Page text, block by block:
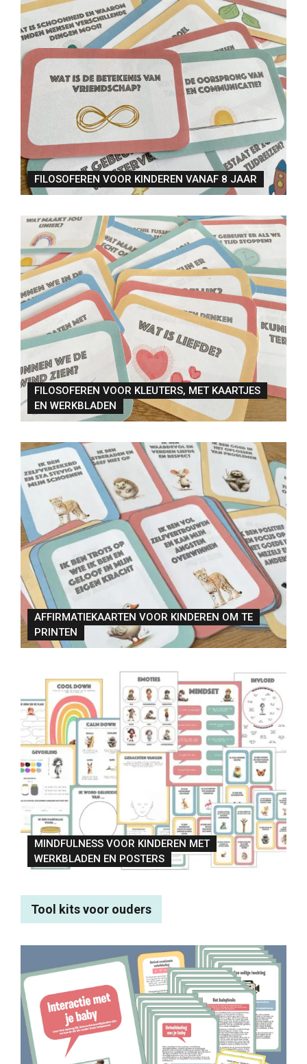
FILOSOFEREN VOOR KINDEREN VANAF 8 JAAR
FILOSOFEREN VOOR KLEUTERS, MET KAARTJES
EN WERKBLADEN
AFFIRMATIEKAARTEN VOOR KINDEREN OM TE
PRINTEN
MINDFULNESS VOOR KINDEREN MET
WERKBLADEN EN POSTERS
Tool kits voor ouders